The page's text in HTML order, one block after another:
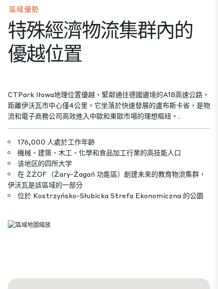
區域優勢
特殊經濟物流集群內的
優越位置
CTPark Iłowa地理位置優越，緊鄰通往德國邊境的A18高速公路，
距離伊沃瓦市中心僅4公里。它坐落於快速發展的盧布斯卡省，是物
流和電子商務公司高效進入中歐和東歐市場的理想樞紐。.
176,000 人處於工作年齡
機械、建築、木工、化學和食品加工行業的高技能人口
该地区的四所大学
在 ŻŻOF（Żary-Żagań 功能區）創建未來的教育物流集群，
伊沃瓦是該區域的一部分
位於 Kostrzyńsko-Słubicka Strefa Ekonomiczna 的公園